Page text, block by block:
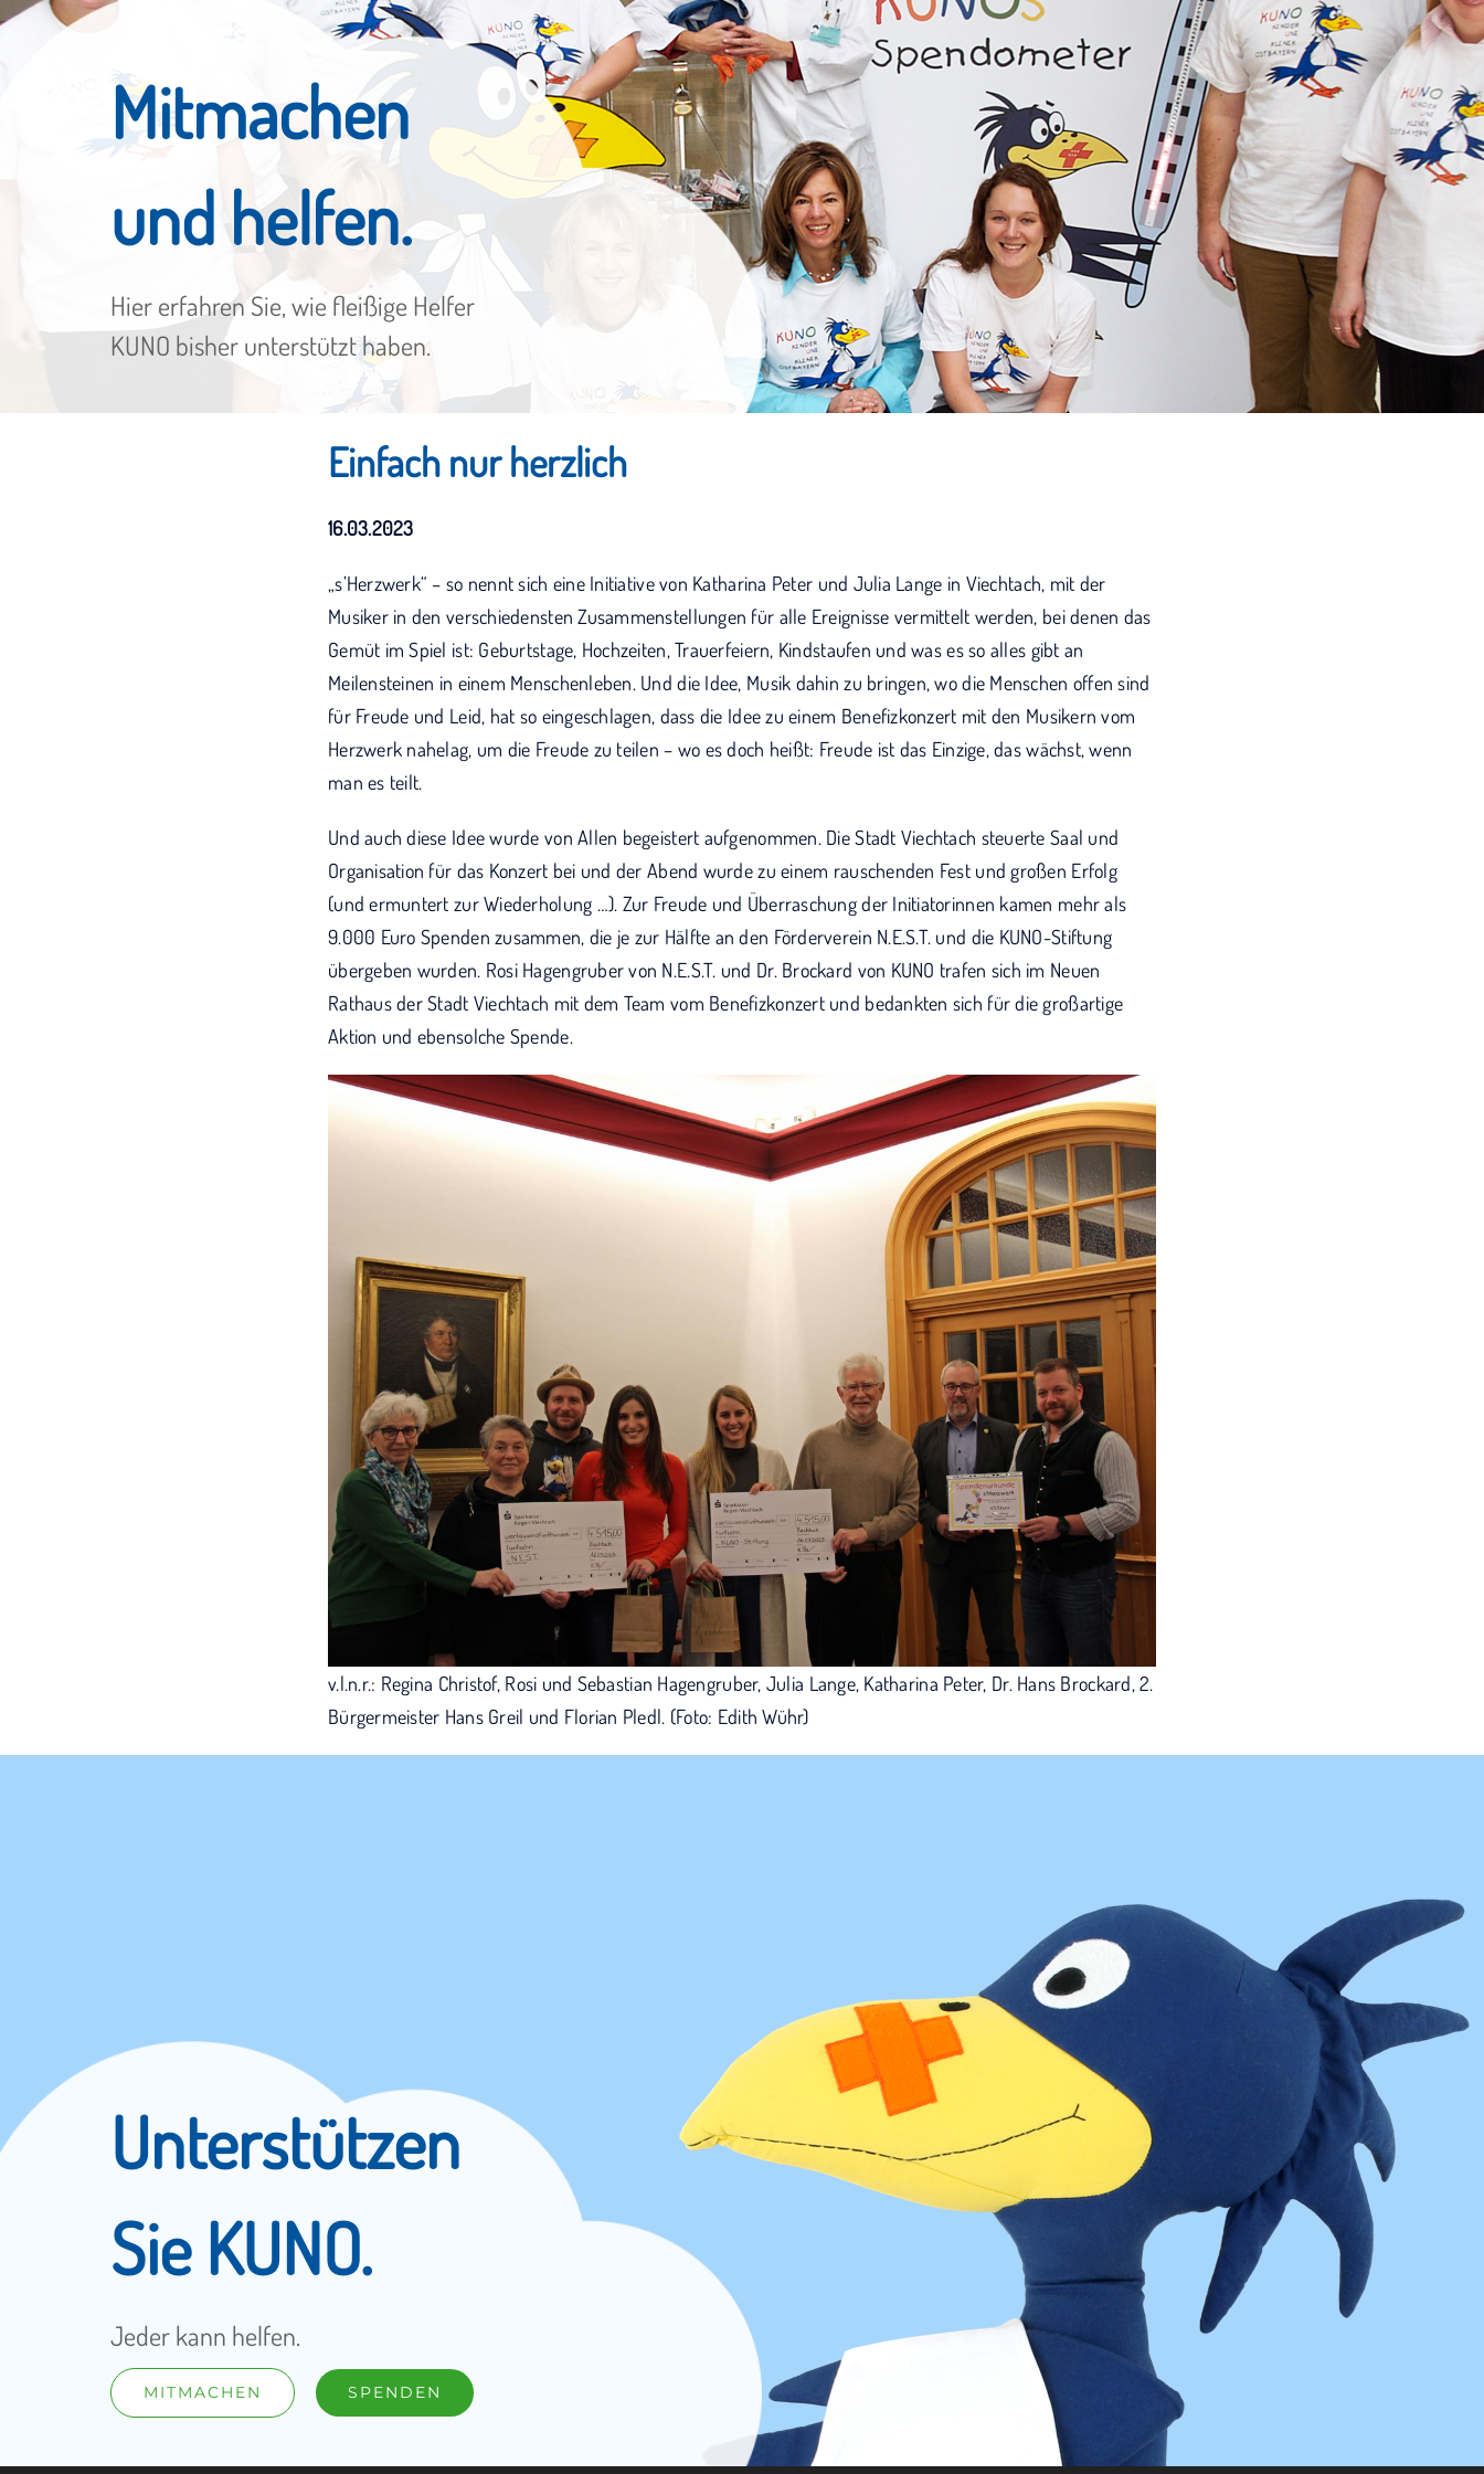
Mitmachen
und helfen.
Hier erfahren Sie, wie fleißige Helfer
KUNO bisher unterstützt haben.
Einfach nur herzlich
16.03.2023
„s’Herzwerk“ – so nennt sich eine Initiative von Katharina Peter und Julia Lange in Viechtach, mit der
Musiker in den verschiedensten Zusammenstellungen für alle Ereignisse vermittelt werden, bei denen das
Gemüt im Spiel ist: Geburtstage, Hochzeiten, Trauerfeiern, Kindstaufen und was es so alles gibt an
Meilensteinen in einem Menschenleben. Und die Idee, Musik dahin zu bringen, wo die Menschen offen sind
für Freude und Leid, hat so eingeschlagen, dass die Idee zu einem Benefizkonzert mit den Musikern vom
Herzwerk nahelag, um die Freude zu teilen – wo es doch heißt: Freude ist das Einzige, das wächst, wenn
man es teilt.
Und auch diese Idee wurde von Allen begeistert aufgenommen. Die Stadt Viechtach steuerte Saal und
Organisation für das Konzert bei und der Abend wurde zu einem rauschenden Fest und großen Erfolg
(und ermuntert zur Wiederholung …). Zur Freude und Überraschung der Initiatorinnen kamen mehr als
9.000 Euro Spenden zusammen, die je zur Hälfte an den Förderverein N.E.S.T. und die KUNO-Stiftung
übergeben wurden. Rosi Hagengruber von N.E.S.T. und Dr. Brockard von KUNO trafen sich im Neuen
Rathaus der Stadt Viechtach mit dem Team vom Benefizkonzert und bedankten sich für die großartige
Aktion und ebensolche Spende.
v.l.n.r.: Regina Christof, Rosi und Sebastian Hagengruber, Julia Lange, Katharina Peter, Dr. Hans Brockard, 2.
Bürgermeister Hans Greil und Florian Pledl. (Foto: Edith Wühr)
Unterstützen
Sie KUNO.
Jeder kann helfen.
MITMACHEN SPENDEN